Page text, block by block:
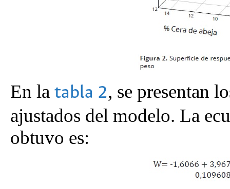
En la tabla 2, se presentan
ajustados del modelo. La
obtuvo es: